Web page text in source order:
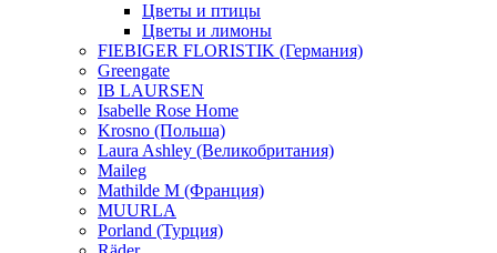
Цветы и птицы
Цветы и лимоны
FIEBIGER FLORISTIK (Германия)
Greengate
IB LAURSEN
Isabelle Rose Home
Krosno (Польша)
Laura Ashley (Великобритания)
Maileg
Mathilde M (Франция)
MUURLA
Porland (Турция)